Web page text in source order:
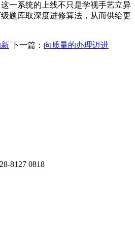
系统的上线不只是学视手艺立异
题库取深度进修算法，从而供给更
下一篇： 向质量的办理迈进
8127 0818